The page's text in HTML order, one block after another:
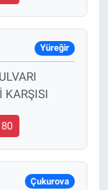
Yüreğir
KARŞISI
Çukurova